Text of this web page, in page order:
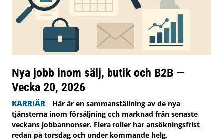
Nya jobb inom sälj, butik och B2B —
Vecka 20, 2026
KARRIÄR
Här är en sammanställning av de nya
tjänsterna inom försäljning och marknad från senaste
veckans jobbannonser. Flera roller har ansökningsfrist
redan på torsdag och under kommande helg.